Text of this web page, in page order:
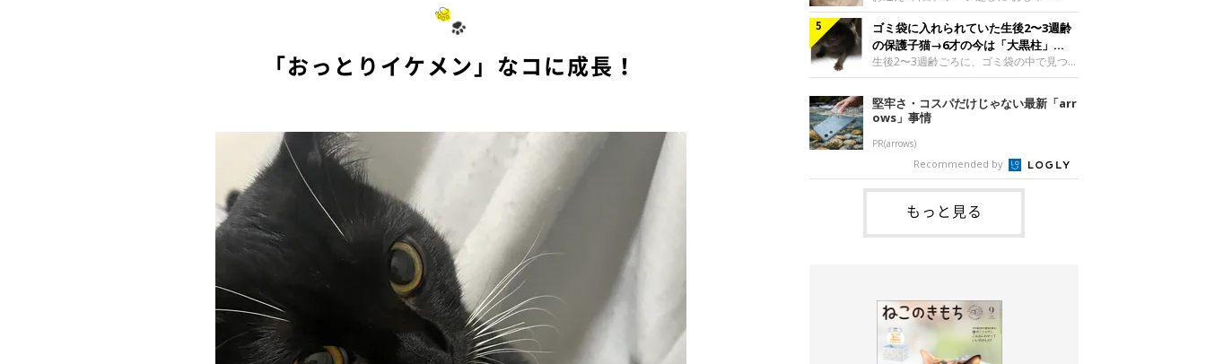
「おっとりイケメン」なコに成長！
さんは、公園の
ト）。こちらは、お迎え翌日に撮影された
一枚。ゴハンをお腹いっぱい食べたむうち
ゃんは眠くなり、飼い主さん夫婦のベッド
でうとうとし始めたのだとか。飼い主さ
紹介するのは、X（旧Twitter）ユーザー
@Kingponzuさんの愛猫・モモちゃん（取
材時1才）の成長記録です。こちらは、モ
モちゃんが生後1カ月ごろに撮影された一
枚。飼い主さんの自宅マンションの駐輪場
です。子猫時代のモモちゃん。
@Kingponzuその日は気温が35℃を
り”する姿を見せていた子猫。1才になった
今も見せる愛らしい姿にキュンとします。
お迎え2日目、ケージ越しに何かを伝える
ももちゃん“おしゃべり”なももちゃん。
@poocoonyan紹介するのは、Instagram
ユーザー@poocoonyanさんの愛猫・もも
ちゃん（取材時1才／マンチカン）です。
こちらの動画は、ももちゃんが生後2カ月
を過ぎたころ、お迎え2日目に撮影された
もの。新しい環境にゆっくり慣れてもらう
ため、当時はケージの中で過ごしていまし
た。鳴いてアピールするももち
ゴミ袋に入れられていた生後2〜3週齢
の保護子猫→6才の今は「大黒柱」
に！ 美しい黒猫に成長した姿にグッ
とくる
生後2〜3週齢ごろに、ゴミ袋の中で見つか
った小さな命。ミルクから育てられたその
子猫は今、家族に欠かせない存在へと成長
しました。ゴミ袋の中で見つかった、ミニ
モグラのような子猫よちよち歩きをしてい
たころの、生後2〜3週齢ごろのドンちゃ
ん。@doddou_1今回紹介するのは、
X（旧Twitter）ユーザー@doddou_1さん
の愛猫・ドンちゃん（取材時、推定6才／
本名：ドミトリー・ドンスコイ）。ドンち
ゃんは、保護猫でした。ドンちゃんが見つ
かったのは、飼い主さんの姉の勤め先の敷
堅牢さ・コスパだけじゃない最新「arr
ows」事情
PR(arrows)
Recommended by
もっと見る